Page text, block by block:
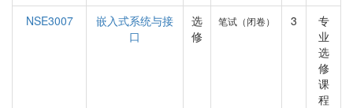
NSE3007
嵌入式系统与接
口
选
修
笔试（闭卷） 3
专
业
选
修
课
程